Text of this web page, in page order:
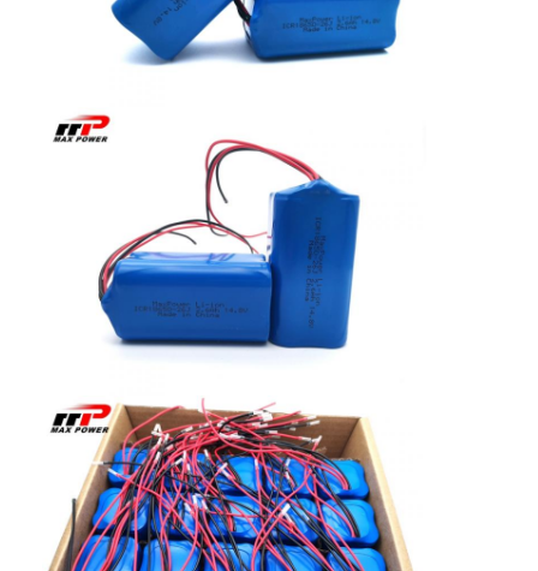
Αρχική μπαταρία λίθιου
υβριδική μπαταρία αυτοκινήτων